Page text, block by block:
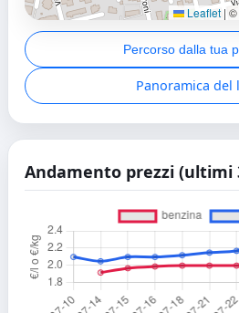
Leaflet | ©
Percorso dalla tua
Panoramica del
Andamento prezzi (ultimi